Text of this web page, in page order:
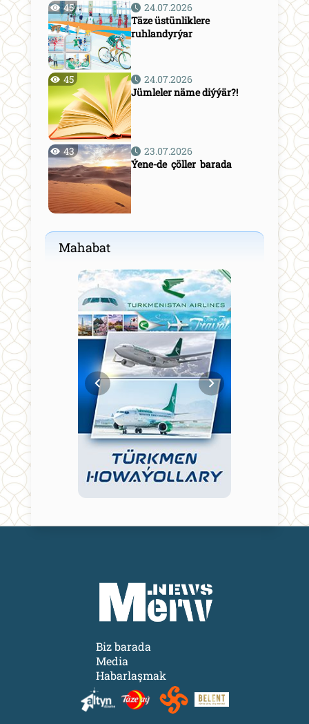
45
24.07.2026
Täze üstünliklere
ruhlandyrýar
45
24.07.2026
Jümleler näme diýýär?!
43
23.07.2026
Ýene-de çöller barada
Mahabat
Biz barada
Media
Habarlaşmak